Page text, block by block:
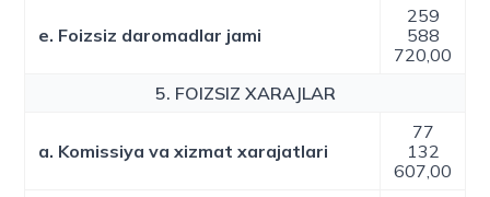
e. Foizsiz daromadlar jami
259
588
720,00
5. FOIZSIZ XARAJLAR
a. Komissiya va xizmat xarajatlari
77
132
607,00